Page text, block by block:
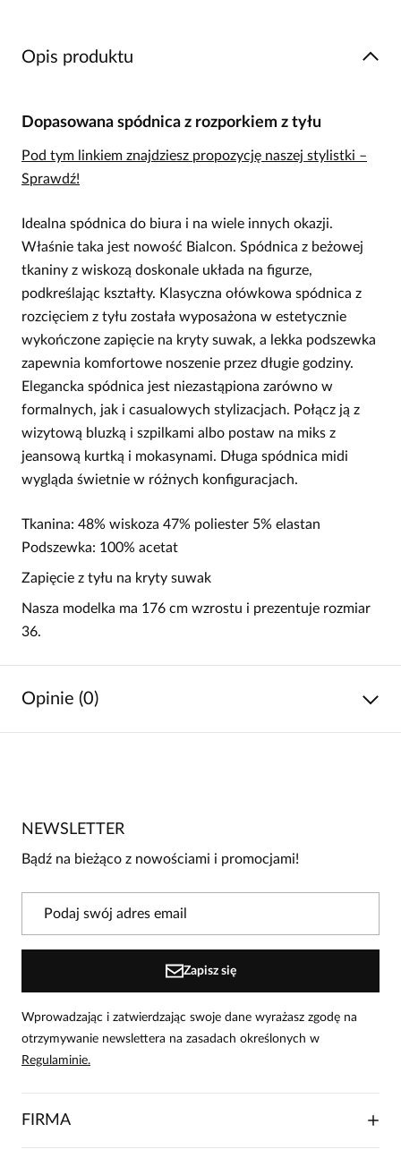
Opis produktu
Dopasowana spódnica z rozporkiem z tyłu
Pod tym linkiem znajdziesz propozycję naszej stylistki –
Sprawdź!
Idealna spódnica do biura i na wiele innych okazji.
Właśnie taka jest nowość Bialcon. Spódnica z beżowej
tkaniny z wiskozą doskonale układa na figurze,
podkreślając kształty. Klasyczna ołówkowa spódnica z
rozcięciem z tyłu została wyposażona w estetycznie
wykończone zapięcie na kryty suwak, a lekka podszewka
zapewnia komfortowe noszenie przez długie godziny.
Elegancka spódnica jest niezastąpiona zarówno w
formalnych, jak i casualowych stylizacjach. Połącz ją z
wizytową bluzką i szpilkami albo postaw na miks z
jeansową kurtką i mokasynami. Długa spódnica midi
wygląda świetnie w różnych konfiguracjach.
Tkanina: 48% wiskoza 47% poliester 5% elastan
Podszewka: 100% acetat
Zapięcie z tyłu na kryty suwak
Nasza modelka ma 176 cm wzrostu i prezentuje rozmiar
36.
Opinie (0)
Bądź pierwszą osobą, która podzieli się opinią o tym
W naszej witrynie opinie mogą dodawać tylko
NEWSLETTER
Bądź na bieżąco z nowościami i promocjami!
Zapisz się
Wprowadzając i zatwierdzając swoje dane wyrażasz zgodę na
otrzymywanie newslettera na zasadach określonych w
Regulaminie.
FIRMA